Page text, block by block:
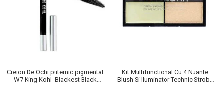
Creion De Ochi puternic pigmentat
W7 King Kohl- Blackest Black
Kit Multifunctional Cu 4 Nuante
Blush Si Iluminator Technic Strobe